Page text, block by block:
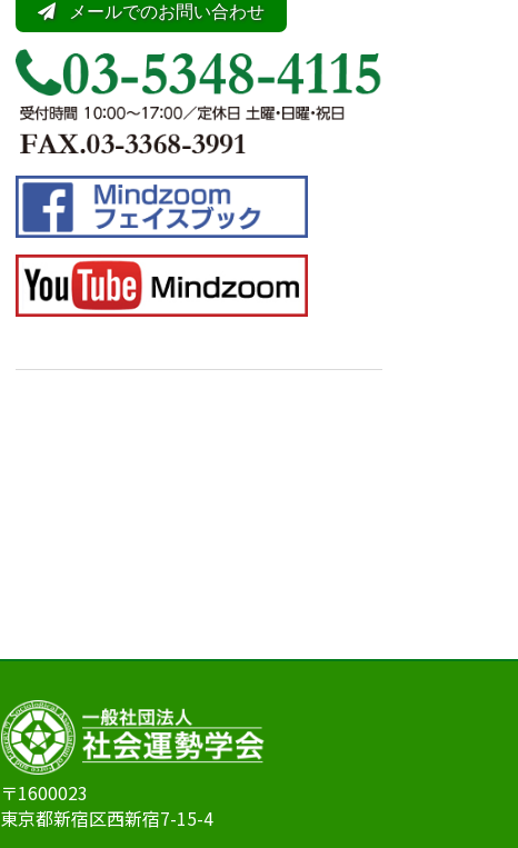
メールでのお問い合わせ
〒1600023
東京都新宿区西新宿7-15-4